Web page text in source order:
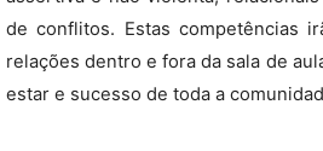
de conflitos. Estas competências
relações dentro e fora da sala de
estar e sucesso de toda a